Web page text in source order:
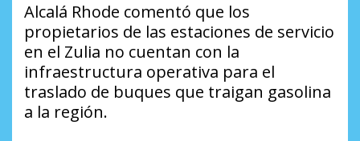
Alcalá Rhode comentó que los
propietarios de las estaciones de servicio
en el Zulia no cuentan con la
infraestructura operativa para el
traslado de buques que traigan gasolina
a la región.